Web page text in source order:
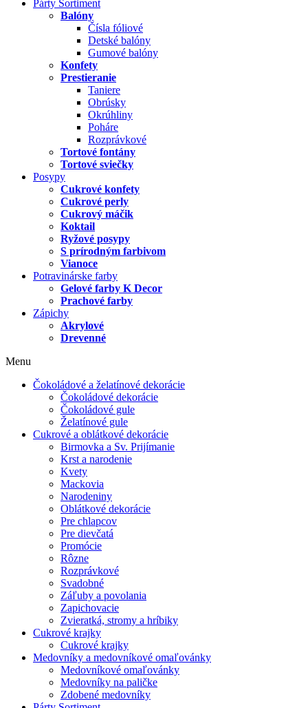
Párty Sortiment
Balóny
Čísla fóliové
Detské balóny
Gumové balóny
Konfety
Prestieranie
Taniere
Obrúsky
Okrúhliny
Poháre
Rozprávkové
Tortové fontány
Tortové sviečky
Posypy
Cukrové konfety
Cukrové perly
Cukrový máčik
Koktail
Ryžové posypy
S prírodným farbivom
Vianoce
Potravinárske farby
Gelové farby K Decor
Prachové farby
Zápichy
Akrylové
Drevenné
Menu
Čokoládové a želatínové dekorácie
Čokoládové dekorácie
Čokoládové gule
Želatínové gule
Cukrové a oblátkové dekorácie
Birmovka a Sv. Prijímanie
Krst a narodenie
Kvety
Mackovia
Narodeniny
Oblátkové dekorácie
Pre chlapcov
Pre dievčatá
Promócie
Rôzne
Rozprávkové
Svadobné
Záľuby a povolania
Zapichovacie
Zvieratká, stromy a hríbiky
Cukrové krajky
Cukrové krajky
Medovníky a medovníkové omaľovánky
Medovníkové omaľovánky
Medovníky na paličke
Zdobené medovníky